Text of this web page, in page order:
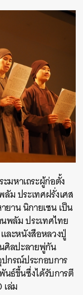
มหาเถระผู้ก่อตั้ง
ม ประเทศฝรั่งเศส
าน นิกายเซน เป็น
พลัม ประเทศไทย
ละหนังสือหลวงปู่
ศิลปะลายพู่กัน
กรณ์ประกอบการ
นธ์ขึ้นซึ่งได้รับการตี
ล่ม
EMAIL